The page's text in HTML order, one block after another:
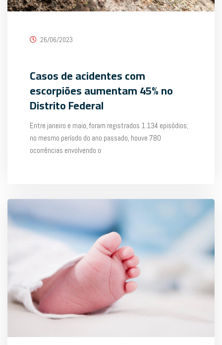
26/06/2023
Casos de acidentes com
escorpiões aumentam 45% no
Distrito Federal
Entre janeiro e maio, foram registrados 1.134 episódios;
no mesmo período do ano passado, houve 780
ocorrências envolvendo o